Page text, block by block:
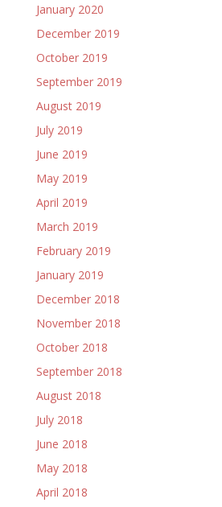
January 2020
December 2019
October 2019
September 2019
August 2019
July 2019
June 2019
May 2019
April 2019
March 2019
February 2019
January 2019
December 2018
November 2018
October 2018
September 2018
August 2018
July 2018
June 2018
May 2018
April 2018